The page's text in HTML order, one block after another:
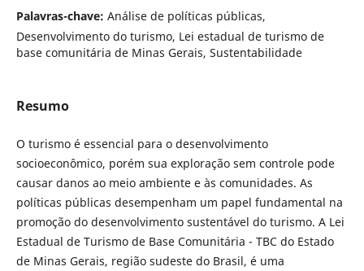
Palavras-chave: Análise de políticas públicas,
Desenvolvimento do turismo, Lei estadual de turismo de
base comunitária de Minas Gerais, Sustentabilidade
Resumo
O turismo é essencial para o desenvolvimento
socioeconômico, porém sua exploração sem controle pode
causar danos ao meio ambiente e às comunidades. As
políticas públicas desempenham um papel fundamental na
promoção do desenvolvimento sustentável do turismo. A Lei
Estadual de Turismo de Base Comunitária - TBC do Estado
de Minas Gerais, região sudeste do Brasil, é uma